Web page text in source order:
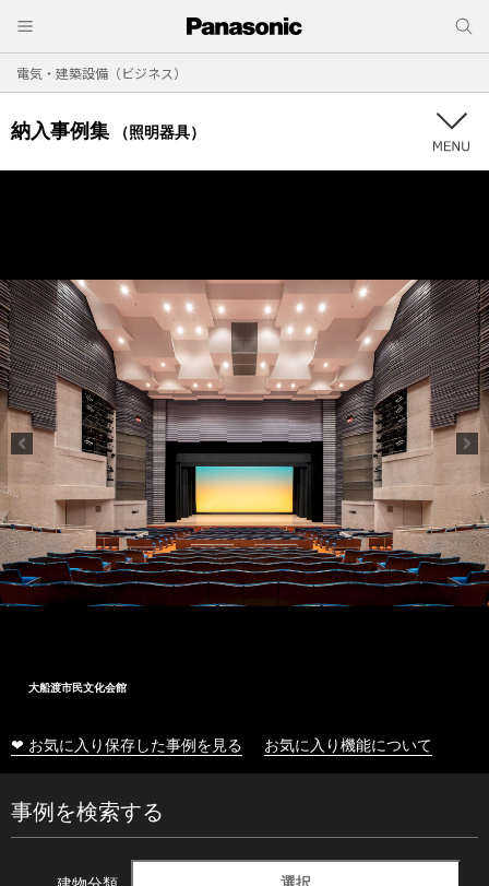
電気・建築設備（ビジネス）
納入事例集 （照明器具）
大船渡市民文化会館
❤ お気に入り保存した事例を見る お気に入り機能について
事例を検索する